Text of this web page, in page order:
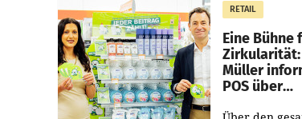
von 3,8
dem
RETAIL
Eine Bühne
Zirkularität:
Müller
POS über